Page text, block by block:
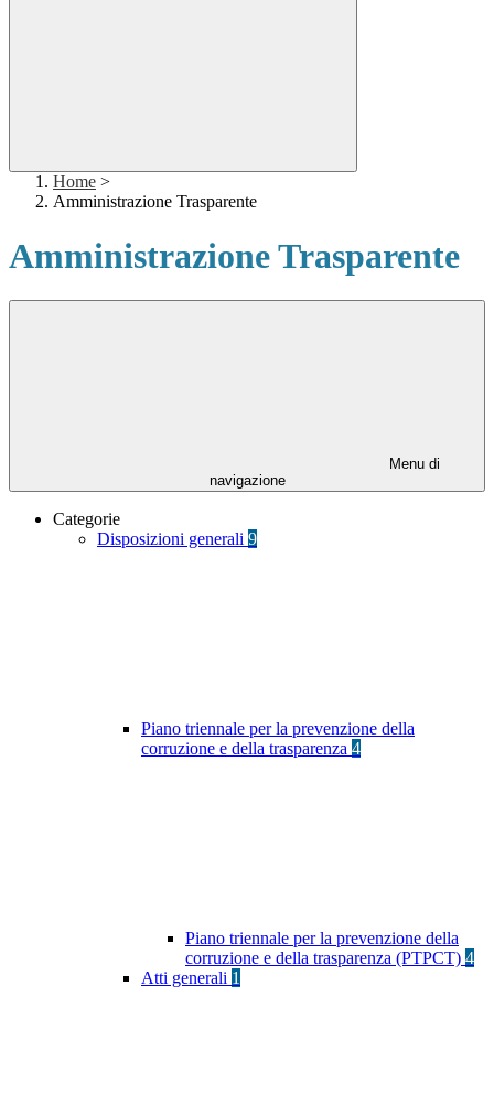
Home >
Amministrazione Trasparente
Amministrazione Trasparente
Menu di
navigazione
Categorie
Disposizioni generali 9
Piano triennale per la prevenzione della
corruzione e della trasparenza 4
Piano triennale per la prevenzione della
corruzione e della trasparenza (PTPCT) 4
Atti generali 1